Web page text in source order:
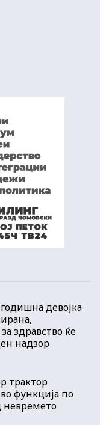
девојка
здравство ќе
надзор
трактор
функција по
невремето